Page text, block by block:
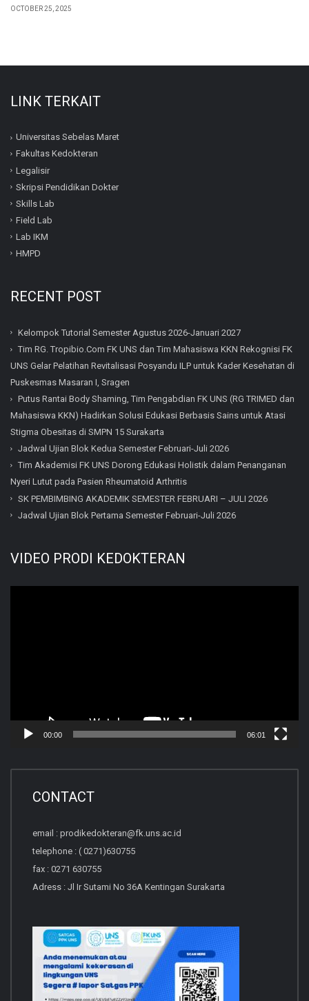
OCTOBER 25, 2025
LINK TERKAIT
Universitas Sebelas Maret
Fakultas Kedokteran
Legalisir
Skripsi Pendidikan Dokter
Skills Lab
Field Lab
Lab IKM
HMPD
RECENT POST
Kelompok Tutorial Semester Agustus 2026-Januari 2027
Tim RG. Tropibio.Com FK UNS dan Tim Mahasiswa KKN Rekognisi FK
UNS Gelar Pelatihan Revitalisasi Posyandu ILP untuk Kader Kesehatan di
Puskesmas Masaran I, Sragen
Putus Rantai Body Shaming, Tim Pengabdian FK UNS (RG TRIMED dan
Mahasiswa KKN) Hadirkan Solusi Edukasi Berbasis Sains untuk Atasi
Stigma Obesitas di SMPN 15 Surakarta
Jadwal Ujian Blok Kedua Semester Februari-Juli 2026
Tim Akademisi FK UNS Dorong Edukasi Holistik dalam Penanganan
Nyeri Lutut pada Pasien Rheumatoid Arthritis
SK PEMBIMBING AKADEMIK SEMESTER FEBRUARI – JULI 2026
Jadwal Ujian Blok Pertama Semester Februari-Juli 2026
VIDEO PRODI KEDOKTERAN
00:00 06:01
CONTACT
email : prodikedokteran@fk.uns.ac.id
telephone : ( 0271)630755
fax : 0271 630755
Adress : Jl Ir Sutami No 36A Kentingan Surakarta